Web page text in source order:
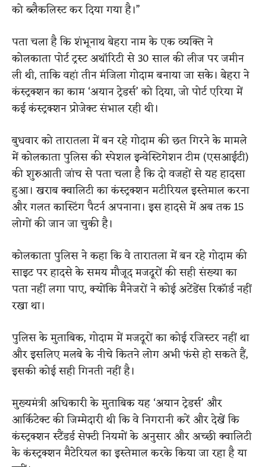
को ब्लैकलिस्ट कर दिया गया है।”
पता चला है कि शंभूनाथ बेहरा नाम के एक व्यक्ति ने
कोलकाता पोर्ट ट्रस्ट अथॉरिटी से 30 साल की लीज पर जमीन
ली थी, ताकि वहां तीन मंजिला गोदाम बनाया जा सके। बेहरा ने
कंस्ट्रक्शन का काम ‘अयान ट्रेडर्स’ को दिया, जो पोर्ट एरिया में
कई कंस्ट्रक्शन प्रोजेक्ट संभाल रही थी।
बुधवार को तारातला में बन रहे गोदाम की छत गिरने के मामले
में कोलकाता पुलिस की स्पेशल इन्वेस्टिगेशन टीम (एसआईटी)
की शुरुआती जांच से पता चला है कि दो वजहों से यह हादसा
हुआ। खराब क्वालिटी का कंस्ट्रक्शन मटीरियल इस्तेमाल करना
और गलत कास्टिंग पैटर्न अपनाना। इस हादसे में अब तक 15
लोगों की जान जा चुकी है।
कोलकाता पुलिस ने कहा कि वे तारातला में बन रहे गोदाम की
साइट पर हादसे के समय मौजूद मजदूरों की सही संख्या का
पता नहीं लगा पाए, क्योंकि मैनेजरों ने कोई अटेंडेंस रिकॉर्ड नहीं
रखा था।
पुलिस के मुताबिक, गोदाम में मजदूरों का कोई रजिस्टर नहीं था
और इसलिए मलबे के नीचे कितने लोग अभी फंसे हो सकते हैं,
इसकी कोई सही गिनती नहीं है।
मुख्यमंत्री अधिकारी के मुताबिक यह ‘अयान ट्रेडर्स’ और
आर्किटेक्ट की जिम्मेदारी थी कि वे निगरानी करें और देखें कि
कंस्ट्रक्शन स्टैंडर्ड सेफ्टी नियमों के अनुसार और अच्छी क्वालिटी
के कंस्ट्रक्शन मैटेरियल का इस्तेमाल करके किया जा रहा है या